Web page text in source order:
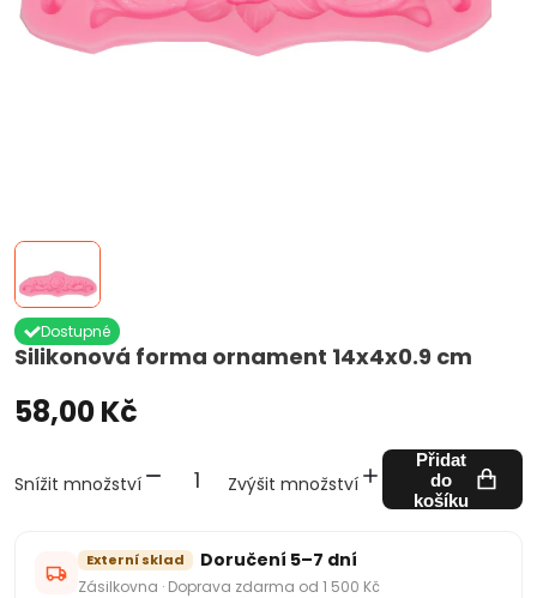
Silikonová forma ornament 14x4x0.9 cm
Dostupné
58,00 Kč
Snížit množství Zvýšit množství
Přidat
do
košíku
Externí sklad Doručení 5–7 dní
Zásilkovna · Doprava zdarma od 1 500 Kč